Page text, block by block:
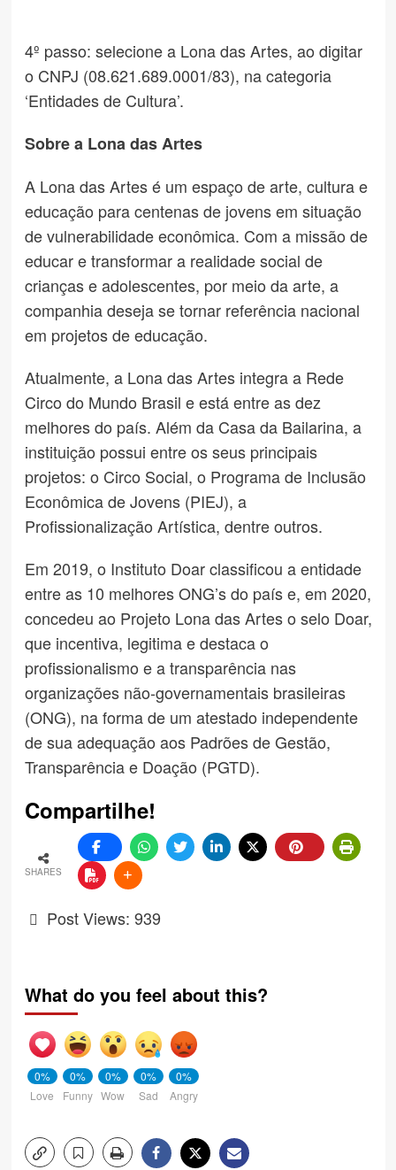
4º passo: selecione a Lona das Artes, ao digitar
o CNPJ (08.621.689.0001/83), na categoria
‘Entidades de Cultura’.
Sobre a Lona das Artes
A Lona das Artes é um espaço de arte, cultura e
educação para centenas de jovens em situação
de vulnerabilidade econômica. Com a missão de
educar e transformar a realidade social de
crianças e adolescentes, por meio da arte, a
companhia deseja se tornar referência nacional
em projetos de educação.
Atualmente, a Lona das Artes integra a Rede
Circo do Mundo Brasil e está entre as dez
melhores do país. Além da Casa da Bailarina, a
instituição possui entre os seus principais
projetos: o Circo Social, o Programa de Inclusão
Econômica de Jovens (PIEJ), a
Profissionalização Artística, dentre outros.
Em 2019, o Instituto Doar classificou a entidade
entre as 10 melhores ONG’s do país e, em 2020,
concedeu ao Projeto Lona das Artes o selo Doar,
que incentiva, legitima e destaca o
profissionalismo e a transparência nas
organizações não-governamentais brasileiras
(ONG), na forma de um atestado independente
de sua adequação aos Padrões de Gestão,
Transparência e Doação (PGTD).
Compartilhe!
SHARES
Post Views: 939
What do you feel about this?
0%
Love
0%
Funny
0%
Wow
0%
Sad
0%
Angry